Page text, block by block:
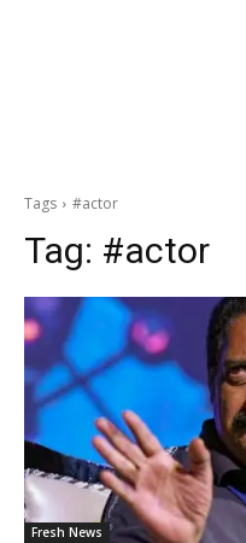
Tags #actor
Tag: #actor
Fresh News